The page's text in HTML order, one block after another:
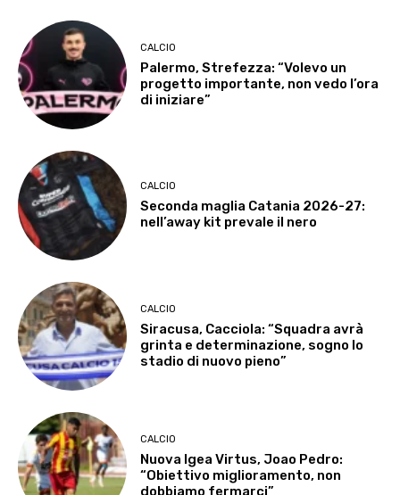
CALCIO
Palermo, Strefezza: “Volevo un
progetto importante, non vedo l’ora
di iniziare”
CALCIO
Seconda maglia Catania 2026-27:
nell’away kit prevale il nero
CALCIO
Siracusa, Cacciola: “Squadra avrà
grinta e determinazione, sogno lo
stadio di nuovo pieno”
CALCIO
Nuova Igea Virtus, Joao Pedro:
“Obiettivo miglioramento, non
dobbiamo fermarci”